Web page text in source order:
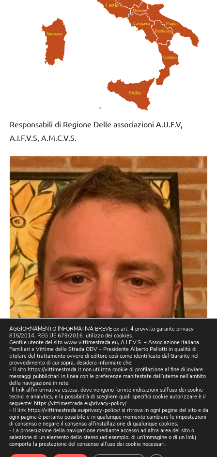
Puglia
Basilicata
Calabria
Campania
Lazio
Molise
Sardegna
Sicilia
Responsabili di Regione Delle associazioni A.U.F.V,
A.I.F.V.S, A.M.C.V.S.
AGGIORNAMENTO INFORMATIVA BREVE ex art. 4 provv.to garante privacy
815/2014, REG UE 679/2016. utilizzo dei cookies.
Gentile utente del sito www.vittimestrada.eu, A.I.F.V.S. – Associazione Italiana
Familiari e Vittime della Strada ODV – Presidente Alberto Pallotti in qualità di
titolare del trattamento ovvero di editore così come identificato dal Garante nel
provvedimento di cui sopra, desidera informare che:
- Il sito https://vittimestrada.it non utilizza cookie di profilazione al fine di inviare
messaggi pubblicitari in linea con le preferenze manifestate dall'utente nell'ambito
della navigazione in rete;
-Il link all'informativa estesa, dove vengono fornite indicazioni sull'uso dei cookie
tecnici e analytics, e la possibilità di scegliere quali specifici cookie autorizzare è il
seguente: https://vittimestrada.eu/privacy-policy/
- Il link https://vittimestrada.eu/privacy-policy/ si ritrova in ogni pagina del sito e da
ogni pagina è pertanto possibile e in qualunque momento cambiare le impostazioni
di consenso e negare il consenso all'installazione di qualunque cookies;
- La prosecuzione della navigazione mediante accesso ad altra area del sito o
selezione di un elemento dello stesso (ad esempio, di un'immagine o di un link)
comporta la prestazione del consenso all'uso dei cookie necessari.